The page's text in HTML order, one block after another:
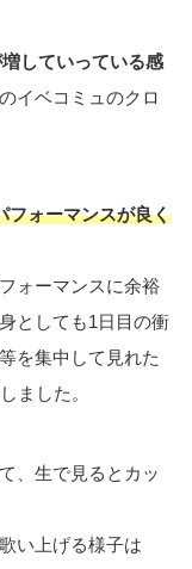
していっている感
イベコミュのクロ
フォーマンスが良く
ォーマンスに余裕
としても1日目の衝
を集中して見れた
ました。
、生で見るとカッ
い上げる様子は